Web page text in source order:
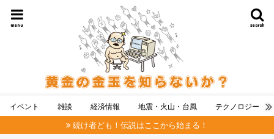
search
menu
イベント 雑談 経済情報 地震・火山・台風 テクノロジー
続け者ども！伝説はここから始まる！